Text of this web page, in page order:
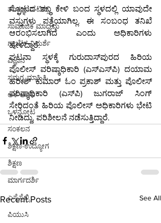
ತಂತ್ರಜ್ಞಾನ-ಟಿಪ್ಸ್
ಸಾಮಾಜಿಕ ಮಾಧ್ಯಮ
ಗ್ಯಾಜೆಟ್-ವಿಮರ್ಶೆ
ವಿಜ್ಞಾನ
ಸಮಗ್ರ-ಮಾಹಿತಿ
ಆಳ-ಅಗಲ
ಒಳನೋಟ
ಸಂಕಲನ
ಶಿಕ್ಷಣ-ಉದ್ಯೋಗ
ಶಿಕ್ಷಣ
ಮಾರ್ಗದರ್ಶಿ
ಎಸ್ಸೆಸ್ಸೆಲ್ಸಿ
ಪಿಯುಸಿ
ಸ್ಫೋಟದ ಶಬ್ಧ ಕೇಳಿ ಬಂದ ಸ್ಥಳದಲ್ಲಿ ಯಾವುದೇ
ವಸ್ತುಗಳು ಪತ್ತೆಯಾಗಿಲ್ಲ. ಈ ಸಂಬಂಧ ತನಿಖೆ
ಆರಂಭಿಸಲಾಗಿದೆ ಎಂದು ಅಧಿಕಾರಿಗಳು
ಹೇಳಿದ್ದಾರೆ.
ಘಟನಾ ಸ್ಥಳಕ್ಕೆ ಗುರುದಾಸ್‌ಪುರದ ಹಿರಿಯ
ಪೊಲೀಸ್ ವರಿಷ್ಠಾಧಿಕಾರಿ (ಎಸ್‌ಎಸ್‌ಪಿ) ದಯಾಮ
ಹರೀಶ್ ಕುಮಾರ್ ಓಂ ಪ್ರಕಾಶ್ ಮತ್ತು ಪೊಲೀಸ್
ವರಿಷ್ಠಾಧಿಕಾರಿ (ಎಸ್‌ಪಿ) ಜುಗರಾಜ್ ಸಿಂಗ್
ಸೇರಿದಂತೆ ಹಿರಿಯ ಪೊಲೀಸ್ ಅಧಿಕಾರಿಗಳು ಭೇಟಿ
ನೀಡಿದ್ದು, ಪರಿಶೀಲನೆ ನಡೆಸುತ್ತಿದ್ದಾರೆ.
Recent Posts See All